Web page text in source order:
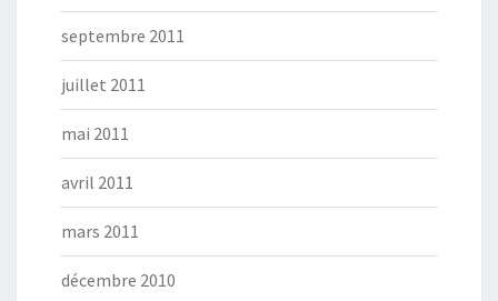
septembre 2011
juillet 2011
mai 2011
avril 2011
mars 2011
décembre 2010